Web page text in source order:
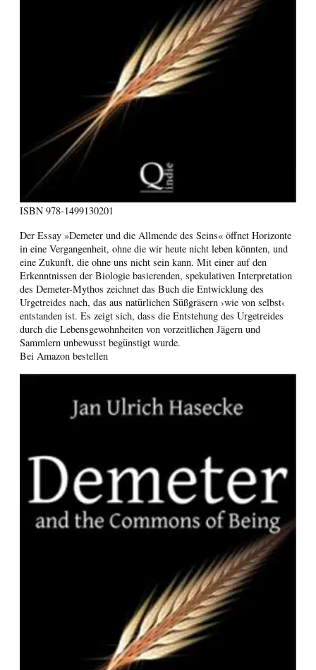
ISBN 978-1499130201
Der Essay »Demeter und die Allmende des Seins« öffnet Horizonte
in eine Vergangenheit, ohne die wir heute nicht leben könnten, und
eine Zukunft, die ohne uns nicht sein kann. Mit einer auf den
Erkenntnissen der Biologie basierenden, spekulativen Interpretation
des Demeter-Mythos zeichnet das Buch die Entwicklung des
Urgetreides nach, das aus natürlichen Süßgräsern ›wie von selbst‹
entstanden ist. Es zeigt sich, dass die Entstehung des Urgetreides
durch die Lebensgewohnheiten von vorzeitlichen Jägern und
Sammlern unbewusst begünstigt wurde.
Bei Amazon bestellen